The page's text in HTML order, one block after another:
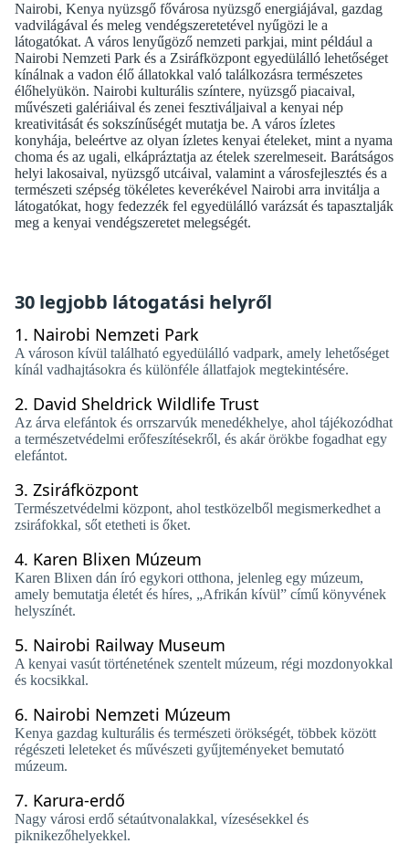
Nairobi, Kenya nyüzsgő fővárosa nyüzsgő energiájával, gazdag
vadvilágával és meleg vendégszeretetével nyűgözi le a
látogatókat. A város lenyűgöző nemzeti parkjai, mint például a
Nairobi Nemzeti Park és a Zsiráfközpont egyedülálló lehetőséget
kínálnak a vadon élő állatokkal való találkozásra természetes
élőhelyükön. Nairobi kulturális színtere, nyüzsgő piacaival,
művészeti galériáival és zenei fesztiváljaival a kenyai nép
kreativitását és sokszínűségét mutatja be. A város ízletes
konyhája, beleértve az olyan ízletes kenyai ételeket, mint a nyama
choma és az ugali, elkápráztatja az ételek szerelmeseit. Barátságos
helyi lakosaival, nyüzsgő utcáival, valamint a városfejlesztés és a
természeti szépség tökéletes keverékével Nairobi arra invitálja a
látogatókat, hogy fedezzék fel egyedülálló varázsát és tapasztalják
meg a kenyai vendégszeretet melegségét.
30 legjobb látogatási helyről
1. Nairobi Nemzeti Park
A városon kívül található egyedülálló vadpark, amely lehetőséget
kínál vadhajtásokra és különféle állatfajok megtekintésére.
2. David Sheldrick Wildlife Trust
Az árva elefántok és orrszarvúk menedékhelye, ahol tájékozódhat
a természetvédelmi erőfeszítésekről, és akár örökbe fogadhat egy
elefántot.
3. Zsiráfközpont
Természetvédelmi központ, ahol testközelből megismerkedhet a
zsiráfokkal, sőt etetheti is őket.
4. Karen Blixen Múzeum
Karen Blixen dán író egykori otthona, jelenleg egy múzeum,
amely bemutatja életét és híres, „Afrikán kívül” című könyvének
helyszínét.
5. Nairobi Railway Museum
A kenyai vasút történetének szentelt múzeum, régi mozdonyokkal
és kocsikkal.
6. Nairobi Nemzeti Múzeum
Kenya gazdag kulturális és természeti örökségét, többek között
régészeti leleteket és művészeti gyűjteményeket bemutató
múzeum.
7. Karura-erdő
Nagy városi erdő sétaútvonalakkal, vízesésekkel és
piknikezőhelyekkel.